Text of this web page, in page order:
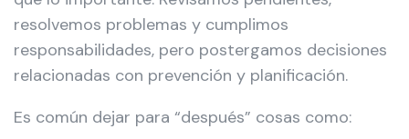
resolvemos problemas y cumplimos
responsabilidades, pero postergamos decisiones
relacionadas con prevención y planificación.
Es común dejar para “después” cosas como: